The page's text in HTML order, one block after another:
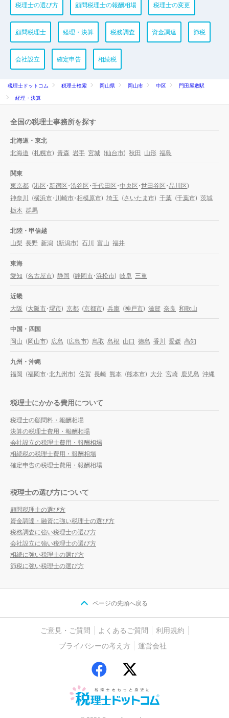
税理士の選び方 顧問税理士の報酬相場 税理士の変更
顧問税理士 経理・決算 税務調査 資金調達 節税
会社設立 確定申告 相続税
税理士ドットコム 税理士検索 岡山県 岡山市 中区
門田屋敷駅
経理・決算
全国の税理士事務所を探す
北海道・東北
北海道 (札幌市) 青森 岩手 宮城 (仙台市) 秋田 山形 福島
関東
東京都 (港区・新宿区・渋谷区・千代田区・中央区・世田谷区・品川区)
神奈川
(横浜市・ 川崎市・相模原市) 埼玉 (さいたま市) 千葉 (千葉市) 茨城
栃木 群馬
北陸・甲信越
山梨 長野 新潟 (新潟市) 石川 富山 福井
東海
愛知 (名古屋市) 静岡 (静岡市・浜松市) 岐阜 三重
近畿
大阪 (大阪市・堺市) 京都 (京都市) 兵庫 (神戸市) 滋賀 奈良 和歌山
中国・四国
岡山 (岡山市) 広島 (広島市) 鳥取 島根 山口 徳島 香川 愛媛 高知
九州・沖縄
福岡 (福岡市・北九州市) 佐賀 長崎 熊本 (熊本市) 大分 宮崎 鹿児島 沖縄
税理士にかかる費用について
税理士の顧問料・報酬相場
決算の税理士費用・報酬相場
会社設立の税理士費用・報酬相場
相続税の税理士費用・報酬相場
確定申告の税理士費用・報酬相場
税理士の選び方について
顧問税理士の選び方
資金調達・融資に強い税理士の選び方
税務調査に強い税理士の選び方
会社設立に強い税理士の選び方
相続に強い税理士の選び方
節税に強い税理士の選び方
ページの先頭へ戻る
ご意見・ご質問 よくあるご質問
利用規約
プライバシーの考え方
運営会社